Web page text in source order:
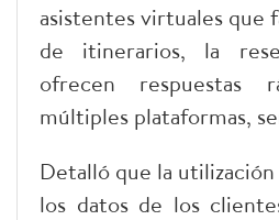
asistentes virtuales que
de itinerarios, la
ofrecen respuestas
múltiples plataformas,
Detalló que la utilización
los datos de los